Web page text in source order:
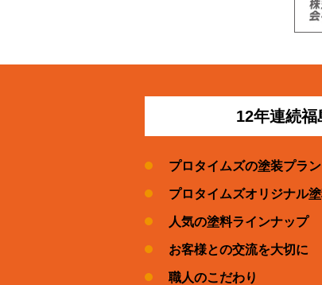
12年連続
プロタイムズの塗装プラン
プロタイムズオリジナル
人気の塗料ラインナップ
お客様との交流を大切に
職人のこだわり